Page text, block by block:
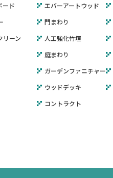
ード
エバーアートウッド
門まわり
リーン
人工強化竹垣
庭まわり
ガーデンファニチャー
ウッドデッキ
コントラクト